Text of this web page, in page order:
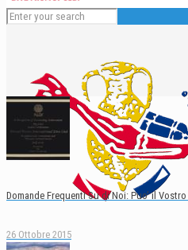
Domande Frequenti Su di Noi: Puo’ il
26 Ottobre 2015